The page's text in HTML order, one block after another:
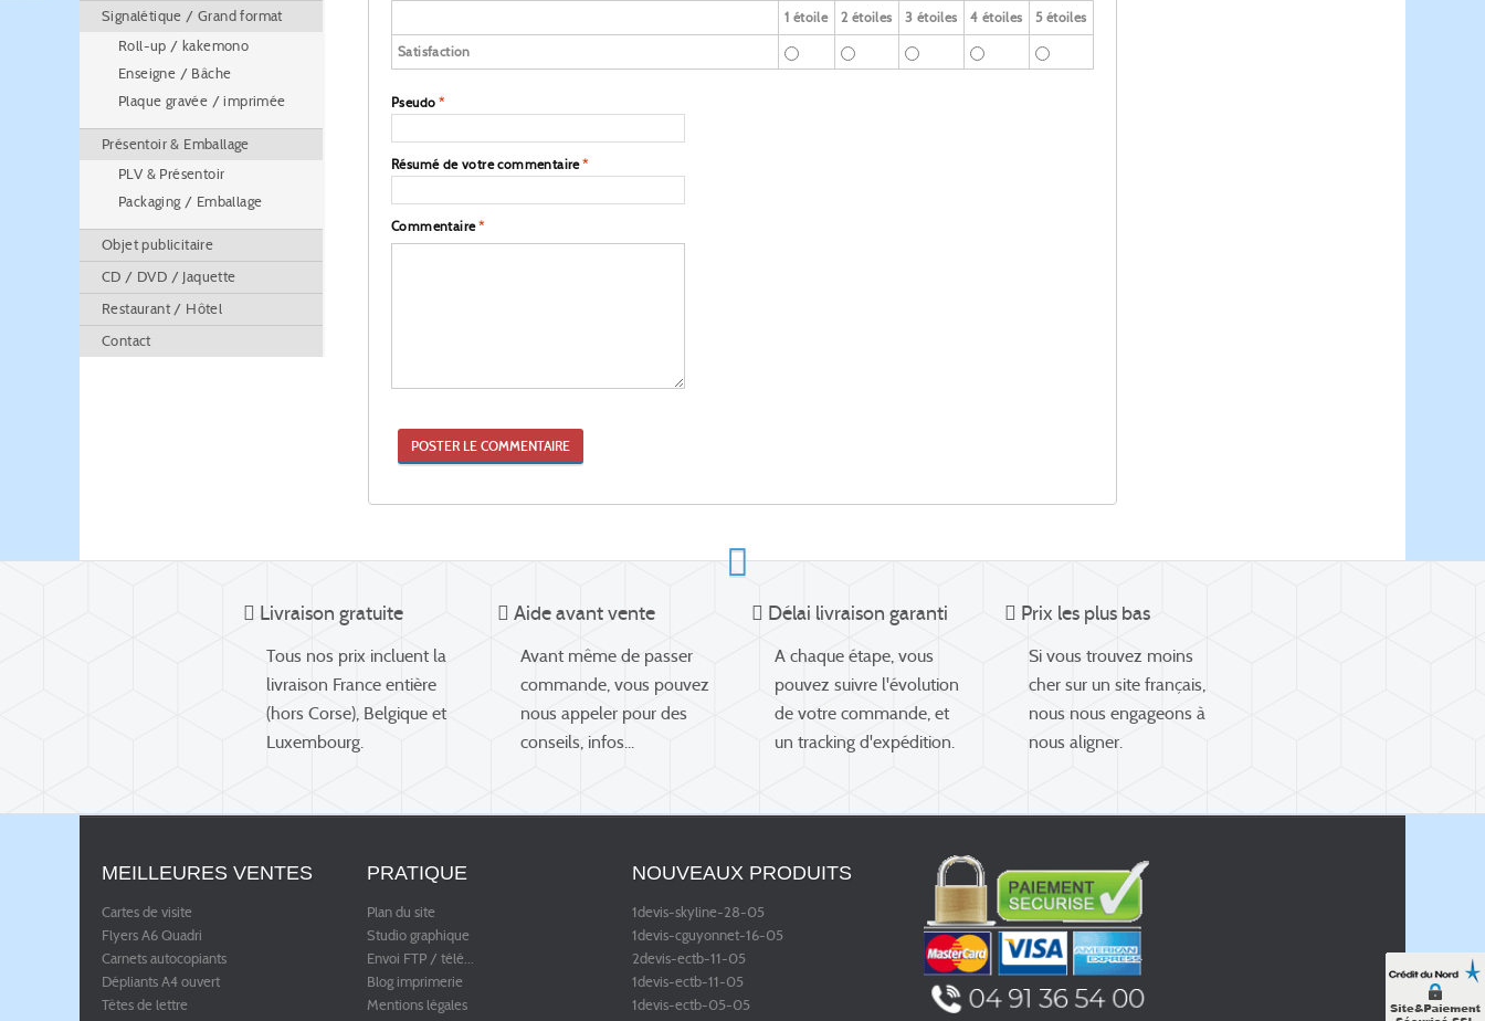
1 étoile 2 étoiles 3 étoiles 4 étoiles 5 étoiles
Satisfaction
*
Pseudo
*
Résumé de votre commentaire
*
Commentaire
POSTER LE COMMENTAIRE
Signalétique / Grand format
Roll-up / kakemono
Enseigne / Bâche
Plaque gravée / imprimée
Présentoir & Emballage
PLV & Présentoir
Packaging / Emballage
Objet publicitaire
CD / DVD / Jaquette
Restaurant / Hôtel
Contact
Livraison gratuite
Tous nos prix incluent la
livraison France entière
(hors Corse), Belgique et
Luxembourg.
Aide avant vente
Avant même de passer
commande, vous pouvez
nous appeler pour des
conseils, infos...
Délai livraison garanti
A chaque étape, vous
pouvez suivre l'évolution
de votre commande, et
un tracking d'expédition.
Prix les plus bas
Si vous trouvez moins
cher sur un site français,
nous nous engageons à
nous aligner.
MEILLEURES VENTES
Cartes de visite
Flyers A6 Quadri
Carnets autocopiants
Dépliants A4 ouvert
Têtes de lettre
PRATIQUE
Plan du site
Studio graphique
Envoi FTP / télé...
Blog imprimerie
Mentions légales
NOUVEAUX PRODUITS
1devis-skyline-28-05
1devis-cguyonnet-16-05
2devis-ectb-11-05
1devis-ectb-11-05
1devis-ectb-05-05